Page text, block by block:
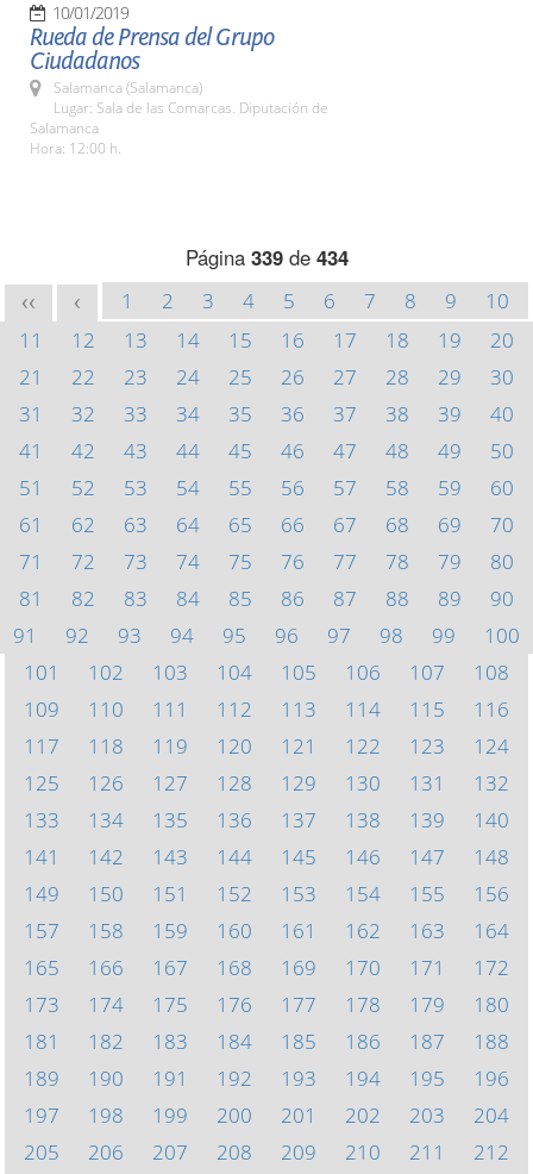
10/01/2019
Rueda de Prensa del Grupo
Ciudadanos
Salamanca (Salamanca)
Lugar: Sala de las Comarcas. Diputación de
Salamanca
Hora: 12:00 h.
Página 339de 434
<< < 1 2 3 4 5 6 7 8 9
10
11
12 13 14 15 16 17 18 19
20
21
22 23 24 25 26 27 28 29
30
31
32 33 34 35 36 37 38 39
40
41
42 43 44 45 46 47 48 49
50
51
52 53 54 55 56 57 58 59
60
61
62 63 64 65 66 67 68 69
70
71
72 73 74 75 76 77 78 79
80
81
82 83 84 85 86 87 88 89
90
91
92 93 94 95 96 97 98 99
100
101
102 103 104 105 106 107
108
109
110 111 112 113 114 115
116
117
118 119 120 121 122 123
124
125
126 127 128 129 130 131
132
133
134 135 136 137 138 139
140
141
142 143 144 145 146 147
148
149
150 151 152 153 154 155
156
157
158 159 160 161 162 163
164
165
166 167 168 169 170 171
172
173
174 175 176 177 178 179
180
181
182 183 184 185 186 187
188
189
190 191 192 193 194 195
196
197
198 199 200 201 202 203
204
205
206 207 208 209 210 211
212